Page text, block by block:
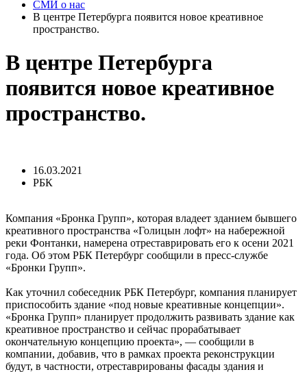
СМИ о нас
В центре Петербурга появится новое креативное
пространство.
В центре Петербурга
появится новое креативное
пространство.
16.03.2021
РБК
Компания «Бронка Групп», которая владеет зданием бывшего
креативного пространства «Голицын лофт» на набережной
реки Фонтанки, намерена отреставрировать его к осени 2021
года. Об этом РБК Петербург сообщили в пресс-службе
«Бронки Групп».
Как уточнил собеседник РБК Петербург, компания планирует
приспособить здание «под новые креативные концепции».
«Бронка Групп» планирует продолжить развивать здание как
креативное пространство и сейчас прорабатывает
окончательную концепцию проекта», — сообщили в
компании, добавив, что в рамках проекта реконструкции
будут, в частности, отреставрированы фасады здания и